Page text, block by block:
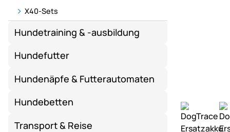
X40-Sets
Hundetraining & -ausbildung
Hundefutter
Hundenäpfe & Futterautomaten
Hundebetten
Transport & Reise